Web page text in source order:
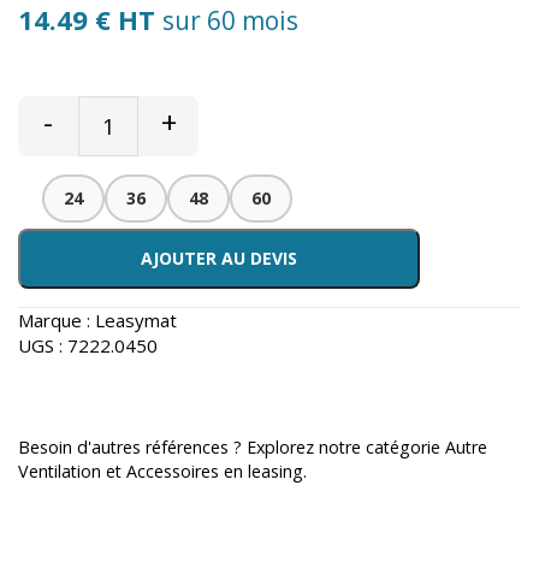
14.49 € HT sur 60 mois
- +
24 36 48 60
AJOUTER AU DEVIS
Marque : Leasymat
UGS : 7222.0450
Besoin d'autres références ? Explorez notre catégorie Autre
Ventilation et Accessoires en leasing.